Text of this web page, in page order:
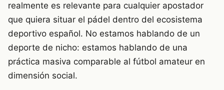
realmente es relevante para cualquier apostador
que quiera situar el pádel dentro del ecosistema
deportivo español. No estamos hablando de un
deporte de nicho: estamos hablando de una
práctica masiva comparable al fútbol amateur en
dimensión social.